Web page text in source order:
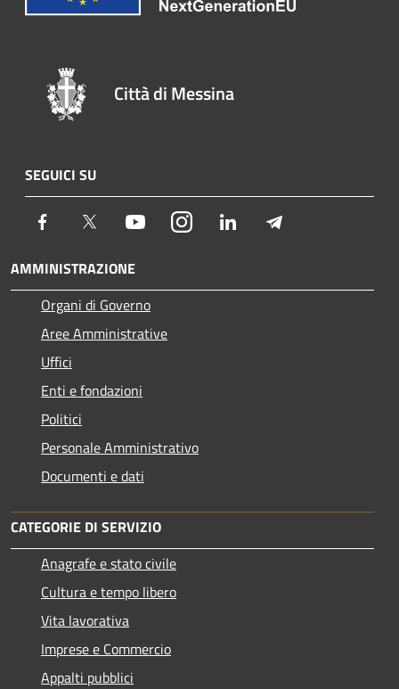
Città di Messina
SEGUICI SU
Facebook Twitter YoutubeInstagram LinkedIn
AMMINISTRAZIONE
Organi di Governo
Aree Amministrative
Uffici
Enti e fondazioni
Politici
Personale Amministrativo
Documenti e dati
CATEGORIE DI SERVIZIO
Anagrafe e stato civile
Cultura e tempo libero
Vita lavorativa
Imprese e Commercio
Appalti pubblici